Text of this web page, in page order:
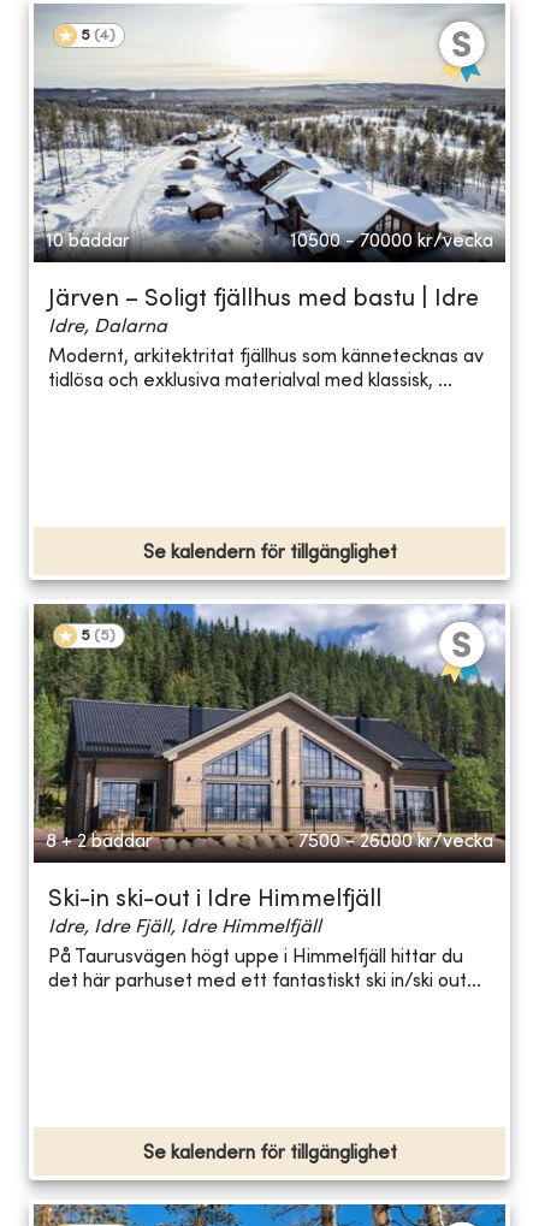
5 (4)
10 bäddar 10500 - 70000 kr/vecka
Järven – Soligt fjällhus med bastu | Idre
Idre, Dalarna
Modernt, arkitektritat fjällhus som kännetecknas av
tidlösa och exklusiva materialval med klassisk, ...
Se kalendern för tillgänglighet
5 (5)
8 + 2 bäddar 7500 - 26000 kr/vecka
Ski-in ski-out i Idre Himmelfjäll
Idre, Idre Fjäll, Idre Himmelfjäll
På Taurusvägen högt uppe i Himmelfjäll hittar du
det här parhuset med ett fantastiskt ski in/ski out...
Se kalendern för tillgänglighet